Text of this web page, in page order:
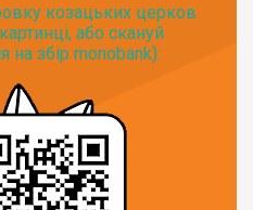
козацьких церков
або скануй
на збір monobank):